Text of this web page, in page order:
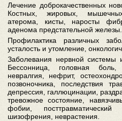
Лечение доброкачественных
Костных, жировых,
атерома, кисты, наросты
аденома предстательной железы.
Профилактика различных
усталость и утомление,
Заболевания нервной системы
Бессонница, головная боль,
невралгия, нефрит,
позвоночника, последствия
депрессия, галлюцинации,
тревожное состояние,
фобии,
шизофрения, неврастения.